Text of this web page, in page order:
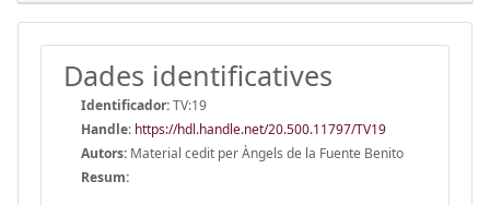
Dades identificatives
Identificador:TV:19
Handle: https://hdl.handle.net/20.500.11797/TV19
Autors: Material cedit per Àngels de la Fuente Benito
Resum: